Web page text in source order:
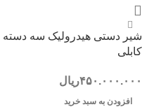
شیر دستی هیدرولیک سه دسته
کابلی
۴۵۰.۰۰۰.۰۰۰ریال
افزودن به سبد خرید